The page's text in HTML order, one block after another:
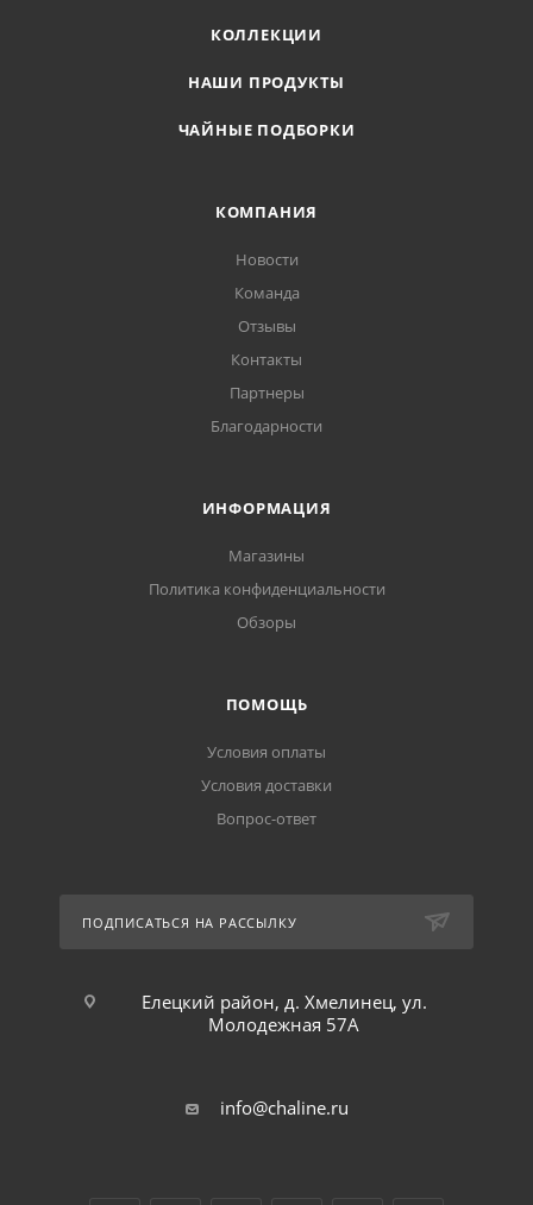
КОЛЛЕКЦИИ
НАШИ ПРОДУКТЫ
ЧАЙНЫЕ ПОДБОРКИ
КОМПАНИЯ
Новости
Команда
Отзывы
Контакты
Партнеры
Благодарности
ИНФОРМАЦИЯ
Магазины
Политика конфиденциальности
Обзоры
ПОМОЩЬ
Условия оплаты
Условия доставки
Вопрос-ответ
ПОДПИСАТЬСЯ НА РАССЫЛКУ
Елецкий район, д. Хмелинец, ул.
Молодежная 57А
info@chaline.ru